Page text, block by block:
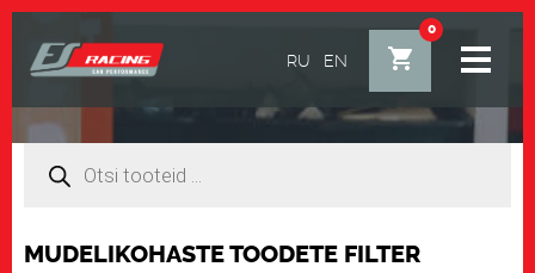
RU EN
0
Products
search
MUDELIKOHASTE TOODETE FILTER